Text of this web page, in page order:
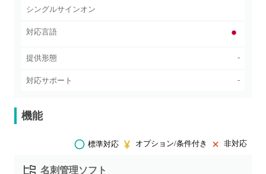
シングルサインオン
対応言語
提供形態 -
対応サポート -
機能
標準対応 オプション/条件付き 非対応
名刺管理ソフト